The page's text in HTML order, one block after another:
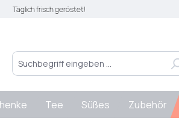
Täglich frisch geröstet!
Tee Süßes Zubehör